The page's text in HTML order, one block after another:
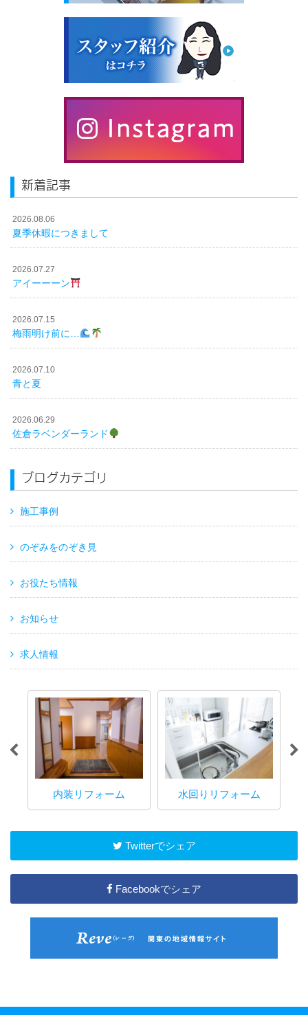
新着記事
2026.08.06
夏季休暇につきまして
2026.07.27
アイーーーン
2026.07.15
梅雨明け前に…
2026.07.10
青と夏
2026.06.29
佐倉ラベンダーランド
ブログカテゴリ
施工事例
のぞみをのぞき見
お役たち情報
お知らせ
求人情報
内装リフォーム 水回りリフォーム
Twitterでシェア
Facebookでシェア